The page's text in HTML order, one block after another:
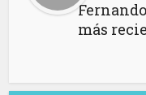
más